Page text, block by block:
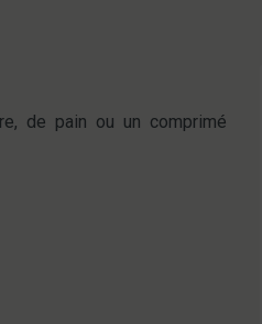
de pain ou un comprimé